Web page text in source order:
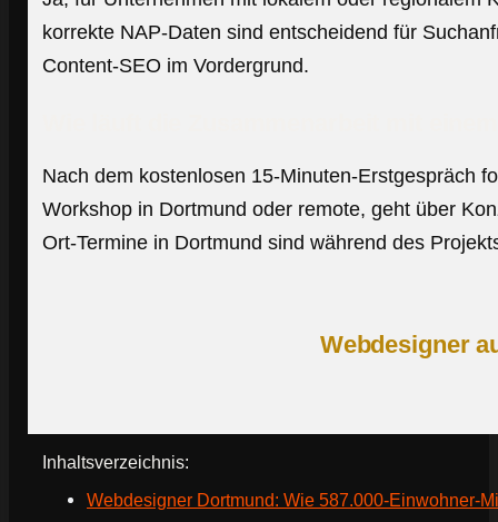
korrekte NAP-Daten sind entscheidend für
Content-SEO im Vordergrund.
Nach dem kostenlosen 15-Minuten-Erstgespräch
Workshop in Dortmund oder remote, geht über
Ort-Termine in Dortmund sind während des
Webdesigner
Inhaltsverzeichnis:
Webdesigner Dortmund: Wie 587.000-Einwohner-